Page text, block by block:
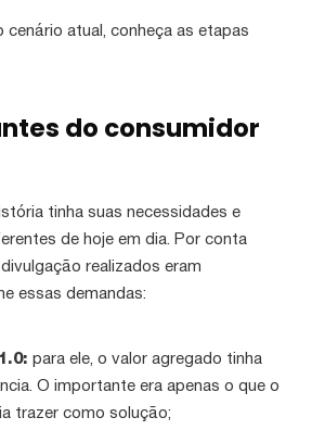
cenário atual, conheça as etapas
do consumidor
tinha suas necessidades e
de hoje em dia. Por conta
realizados eram
essas demandas:
para ele, o valor agregado tinha
O importante era apenas o que o
trazer como solução;